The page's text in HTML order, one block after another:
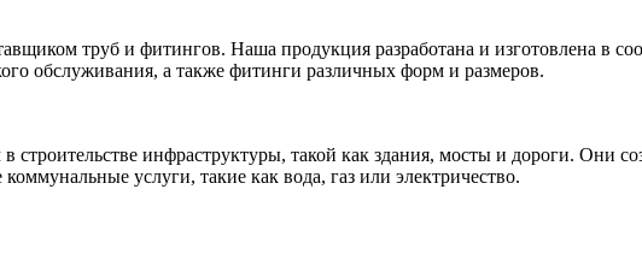
труб и фитингов. Наша продукция разработана и изготовлена в
обслуживания, а также фитинги различных форм и размеров.
инфраструктуры, такой как здания, мосты и дороги. Они
услуги, такие как вода, газ или электричество.